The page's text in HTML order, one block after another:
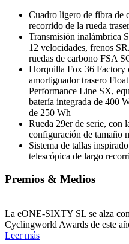
Cuadro ligero de fibra de
recorrido de la rueda
Transmisión inalámbrica
12 velocidades, frenos
ruedas de carbono FSA
Horquilla Fox 36 Factory
amortiguador trasero
Performance Line SX,
batería integrada de 400
de 250 Wh
Rueda 29er de serie, con
configuración de tamaño
Sistema de tallas
telescópica de largo
Premios & Medios
La eONE-SIXTY SL se alza
Cyclingworld Awards de este
Leer más